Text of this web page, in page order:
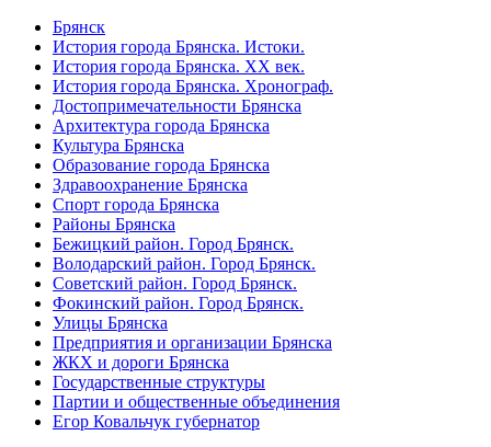
Брянск
История города Брянска. Истоки.
История города Брянска. XX век.
История города Брянска. Хронограф.
Достопримечательности Брянска
Архитектура города Брянска
Культура Брянска
Образование города Брянска
Здравоохранение Брянска
Спорт города Брянска
Районы Брянска
Бежицкий район. Город Брянск.
Володарский район. Город Брянск.
Советский район. Город Брянск.
Фокинский район. Город Брянск.
Улицы Брянска
Предприятия и организации Брянска
ЖКХ и дороги Брянска
Государственные структуры
Партии и общественные объединения
Егор Ковальчук губернатор